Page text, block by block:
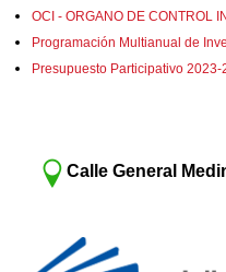
OCI - ORGANO DE CONTROL
Programación Multianual de
Presupuesto Participativo 2023-
Calle General